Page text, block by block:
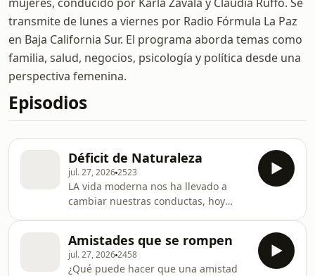
transmite de lunes a viernes por Radio Fórmula La Paz
en Baja California Sur. El programa aborda temas como
familia, salud, negocios, psicología y política desde una
perspectiva femenina.
Episodios
Déficit de Naturaleza
jul. 27, 20262523
LA vida moderna nos ha llevado a
cambiar nuestras conductas, hoy
naturaleza
Amistades que se rompen
jul. 27, 20262458
¿Qué puede hacer que una amistad